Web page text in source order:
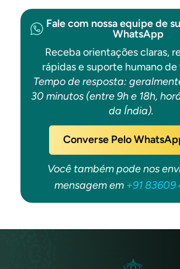
Fale com nossa equipe de
WhatsApp
Receba orientações claras,
rápidas e suporte humano de
Tempo de resposta:
30 minutos (entre 9h e 18h,
da Índia).
Converse Pelo
Você também pode nos
mensagem em +91 83609